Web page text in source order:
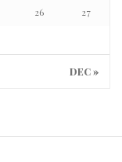
DEC »
26 27